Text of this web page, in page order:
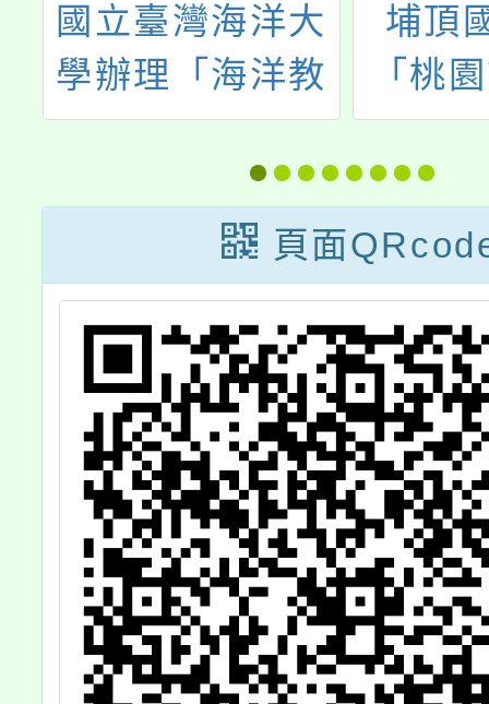
國立臺灣海洋大
學辦理「海洋教
育議題數位學習
工作坊」
埔頂
「桃
年度
子教
頁面